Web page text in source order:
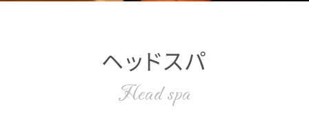
HEAD SPA
ヘッドスパ
Head spa